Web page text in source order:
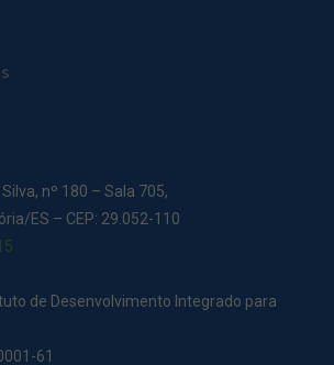
nº 180 – Sala 705,
ES – CEP: 29.052-110
de Desenvolvimento Integrado para
61